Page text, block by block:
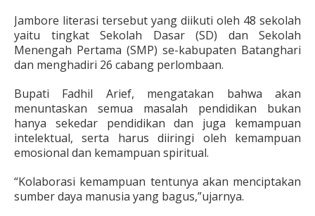
Jambore literasi tersebut yang diikuti oleh 48 sekolah
yaitu tingkat Sekolah Dasar (SD) dan Sekolah
Menengah Pertama (SMP) se-kabupaten Batanghari
dan menghadiri 26 cabang perlombaan.
Bupati Fadhil Arief, mengatakan bahwa akan
menuntaskan semua masalah pendidikan bukan
hanya sekedar pendidikan dan juga kemampuan
intelektual, serta harus diiringi oleh kemampuan
emosional dan kemampuan spiritual.
“Kolaborasi kemampuan tentunya akan menciptakan
sumber daya manusia yang bagus,”ujarnya.